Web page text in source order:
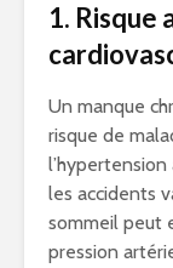
1. Risque
Un manque
risque de
les accidents
sommeil peut
pression